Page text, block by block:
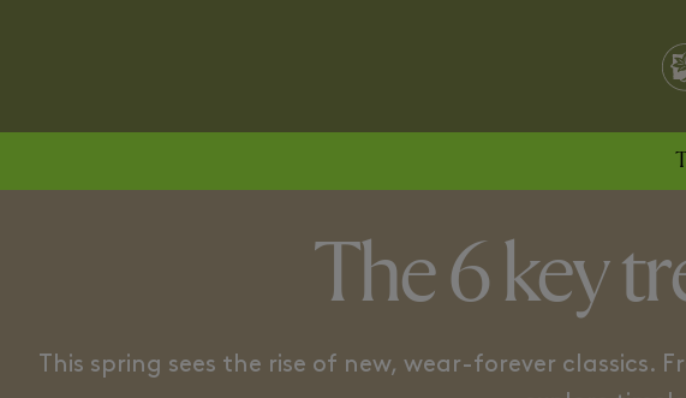
The 6 key
This spring sees the rise of new, wear-forever classics.